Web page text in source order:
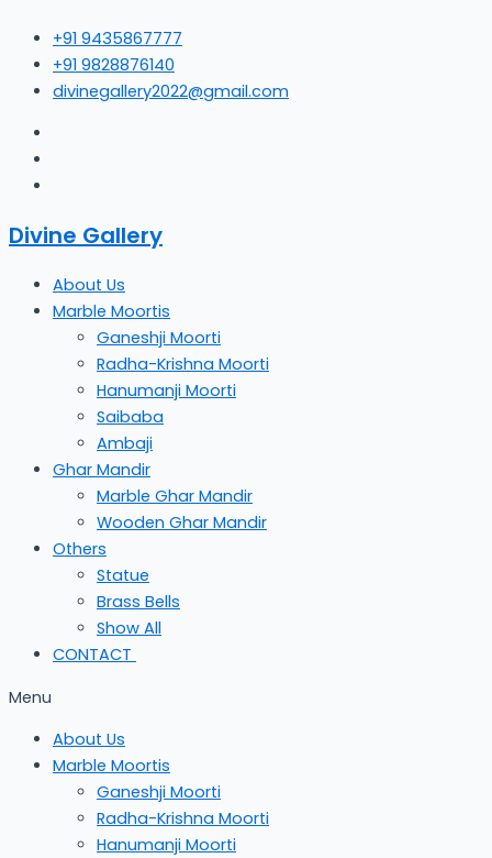
content
+91 9435867777
+91 9828876140
divinegallery2022@gmail.com
Divine Gallery
About Us
Marble Moortis
Ganeshji Moorti
Radha-Krishna Moorti
Hanumanji Moorti
Saibaba
Ambaji
Ghar Mandir
Marble Ghar Mandir
Wooden Ghar Mandir
Others
Statue
Brass Bells
Show All
CONTACT
Menu
About Us
Marble Moortis
Ganeshji Moorti
Radha-Krishna Moorti
Hanumanji Moorti